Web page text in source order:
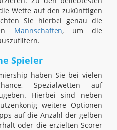
Wette auf den zukünftigen
Sie hierbei genau die
Mannschaften, um die
Spieler
haben Sie bei vielen
Spezialwetten auf
Hierbei sind neben
weitere Optionen
auf die Anzahl der gelben
oder die erzielten Scorer